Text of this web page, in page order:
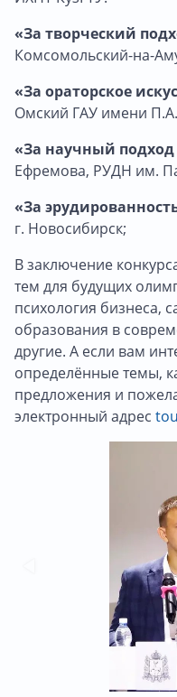
«За творческий
Комсомольский-на-
«За ораторское
Омский ГАУ имени
«За научный подход
Ефремова, РУДН им.
«За
г. Новосибирск;
В заключение
тем для будущих
психология бизнеса,
образования в
другие. А если вам
определённые темы,
предложения и
электронный адрес